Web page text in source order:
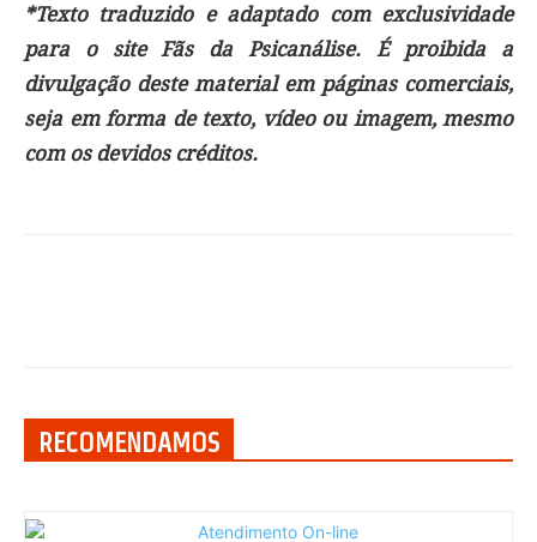
*Texto traduzido e adaptado com exclusividade
para o site Fãs da Psicanálise. É proibida a
divulgação deste material em páginas comerciais,
seja em forma de texto, vídeo ou imagem, mesmo
com os devidos créditos.
RECOMENDAMOS